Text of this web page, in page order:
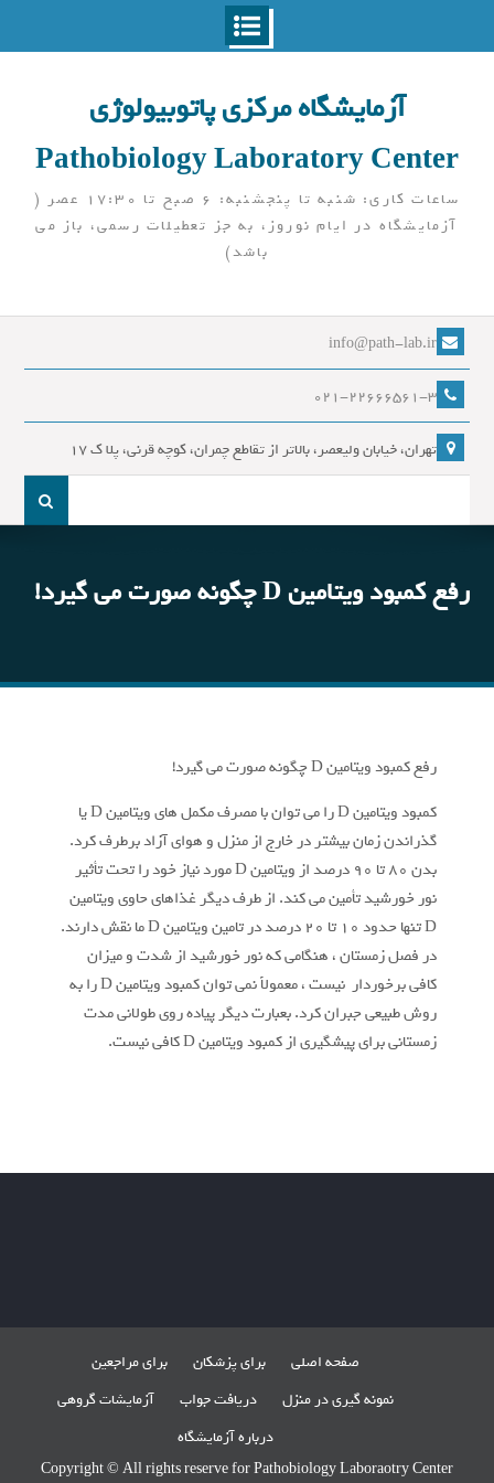
آزمایشگاه مرکزی پاتوبیولوژی
Pathobiology Laboratory Center
ساعات کاری: شنبه تا پنجشنبه: 6 صبح تا 17:30 عصر (
آزمایشگاه در ایام نوروز، به جز تعطیلات رسمی، باز می
باشد)
info@path-lab.ir
021-22666561-3
تهران، خیابان ولیعصر، بالاتر از تقاطع چمران، کوچه قرنی، پلا ک 17
جست
رفع کمبود ویتامین D چگونه صورت می گیرد!
رفع کمبود ویتامین D چگونه صورت می گیرد!
کمبود ویتامین D را می توان با مصرف مکمل های ویتامین D یا
گذراندن زمان بیشتر در خارج از منزل و هوای آزاد برطرف کرد.
بدن 80 تا 90 درصد از ویتامین D مورد نیاز خود را تحت تأثیر
نور خورشید تأمین می کند. از طرف دیگر غذاهای حاوی ویتامین
D تنها حدود 10 تا 20 درصد در تامین ویتامین D ما نقش دارند.
در فصل زمستان ، هنگامی که نور خورشید از شدت و میزان
کافی برخوردار نیست ، معمولاً نمی توان کمبود ویتامین D را به
روش طبیعی جبران کرد. بعبارت دیگر پیاده روی طولانی مدت
زمستانی برای پیشگیری از کمبود ویتامین D کافی نیست.
صفحه اصلی برای پزشکان
برای مراجعین
نمونه گیری در منزل
دریافت جواب
آزمایشات گروهی
درباره آزمایشگاه
Copyright © All rights reserve for Pathobiology Laboraotry Center